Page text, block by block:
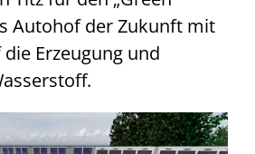
Autohof der Zukunft mit
Erzeugung und